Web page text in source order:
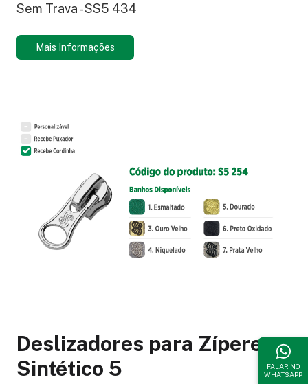
Sem Trava - SS5 434
Mais Informações
Deslizadores para Zíperes
Sintético 5
FALAR NO
WHATSAPP